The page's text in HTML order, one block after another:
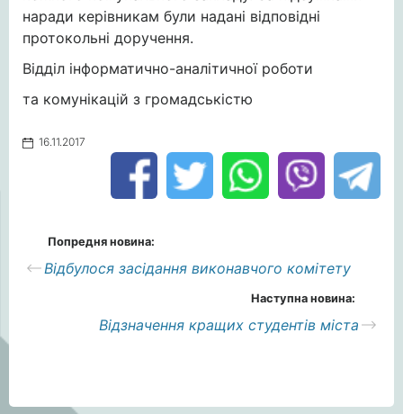
наради керівникам були надані відповідні
протокольні доручення.
Відділ інформатично-аналітичної роботи
та комунікацій з громадськістю
16.11.2017
Попредня новина:
Відбулося засідання виконавчого комітету
Наступна новина:
Відзначення кращих студентів міста